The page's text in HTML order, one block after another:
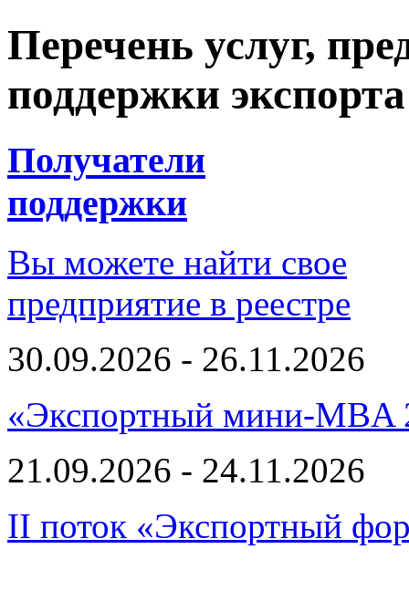
Перечень услуг,
поддержки
Получатели
поддержки
Вы можете найти свое
предприятие в реестре
30.09.2026 - 26.11.2026
«Экспортный мини-MBA
21.09.2026 - 24.11.2026
II поток «Экспортный